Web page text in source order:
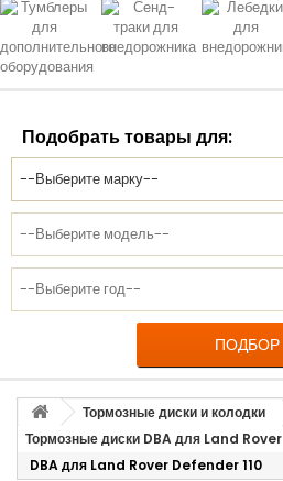
Подобрать товары для:
ПОДБОР
Тормозные диски и колодки
Тормозные диски DBA для Land Rover
DBA для Land Rover Defender 110